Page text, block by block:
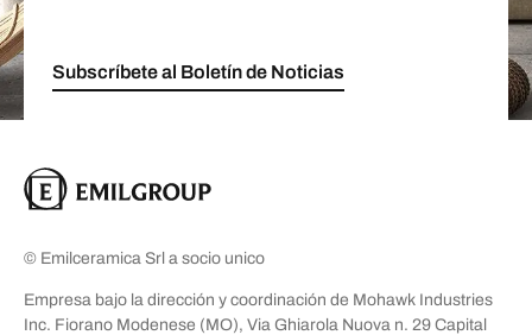
Subscríbete al Boletín de Noticias
© Emilceramica Srl a socio unico
Empresa bajo la dirección y coordinación de Mohawk Industries
Inc. Fiorano Modenese (MO), Via Ghiarola Nuova n. 29 Capital